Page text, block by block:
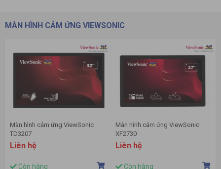
MÀN HÌNH CẢM ỨNG VIEWSONIC
Màn hình cảm ứng ViewSonic
TD3207
Liên hệ
Còn hàng
Màn hình cảm ứng ViewSonic
XF2730
Liên hệ
Còn hàng